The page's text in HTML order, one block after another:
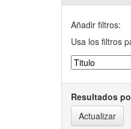
Añadir filtros:
Usa los filtros
Resultados